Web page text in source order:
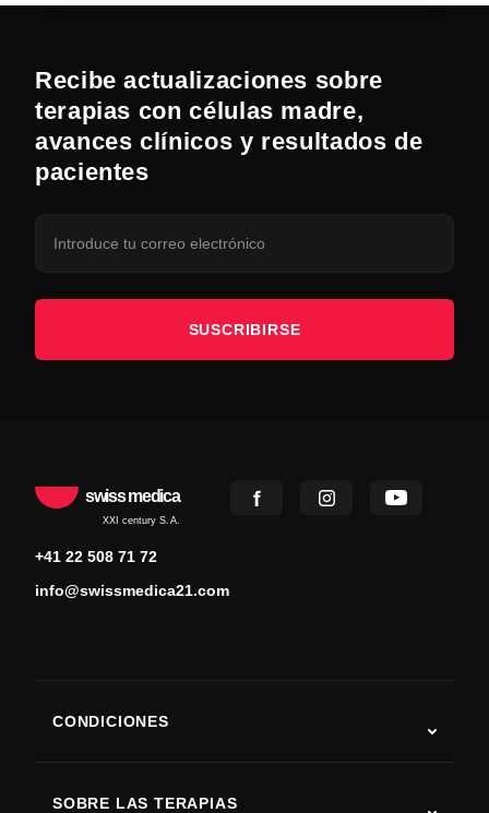
Recibe actualizaciones sobre
terapias con células madre,
avances clínicos y resultados de
pacientes
SUSCRIBIRSE
swiss medica
XXI century S.A.
+41 22 508 71 72
info@swissmedica21.com
CONDICIONES
SOBRE LAS TERAPIAS